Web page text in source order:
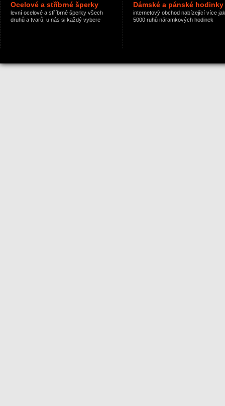
Ocelové a stříbrné šperky
levní ocelové a stříbrné šperky všech
druhů a tvarů, u nás si každý vybere
Dámské a pánské hodinky
internetový obchod nabízející více jak
5000 ruhů náramkových hodinek